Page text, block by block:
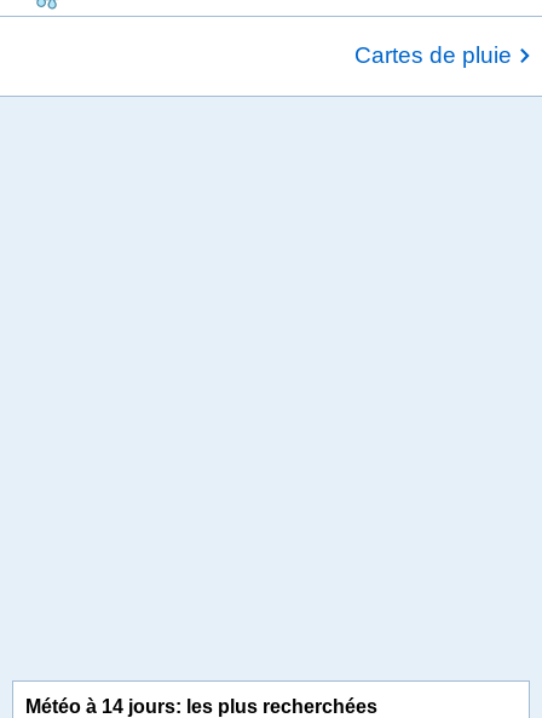
Cartes de pluie
Météo à 14 jours: les plus recherchées